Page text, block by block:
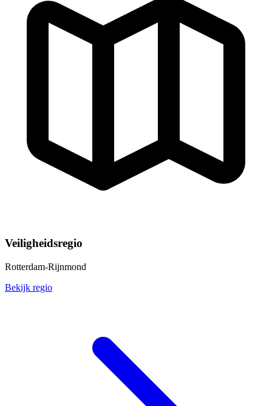
Veiligheidsregio
Rotterdam-Rijnmond
Bekijk regio